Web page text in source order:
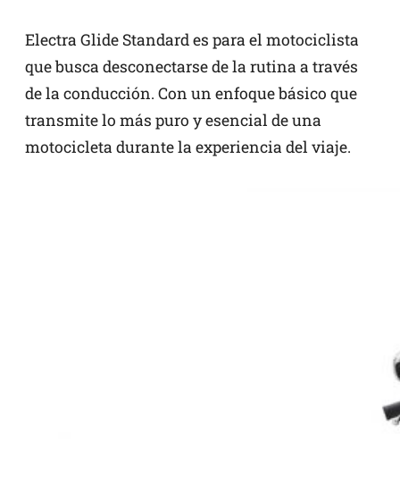
Electra Glide Standard es para el motociclista
que busca desconectarse de la rutina a través
de la conducción. Con un enfoque básico que
transmite lo más puro y esencial de una
motocicleta durante la experiencia del viaje.